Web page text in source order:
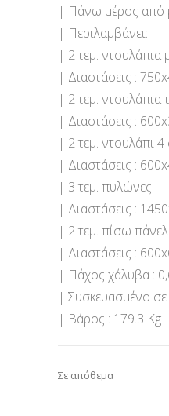
| Πάνω μέρος από
| Περιλαμβάνει:
| 2 τεμ. ντουλάπια
| Διαστάσεις :
| 2 τεμ. ντουλάπια
| Διαστάσεις :
| 2 τεμ. ντουλάπι
| Διαστάσεις :
| 3 τεμ. πυλώνες
| Διαστάσεις :
| 2 τεμ. πίσω πάνελ
| Διαστάσεις :
| Πάχος χάλυβα :
| Συσκευασμένο σε
| Βάρος : 179.3 Kg
Σε απόθεμα